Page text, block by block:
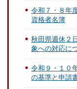
令和７・８年
資格者名簿
秋田県週休２
象への対応に
令和９・１０
の基準と申請